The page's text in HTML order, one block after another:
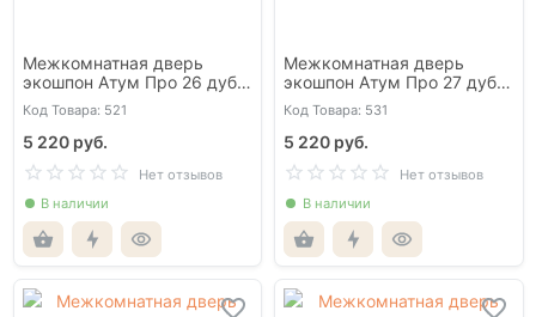
Межкомнатная дверь
экошпон Атум Про 26 дуб
скандинавский со стеклом
Код Товара: 521
5 220 руб.
Нет отзывов
В наличии
Межкомнатная дверь
экошпон Атум Про 27 дуб
каменный со стеклом
Код Товара: 531
5 220 руб.
Нет отзывов
В наличии